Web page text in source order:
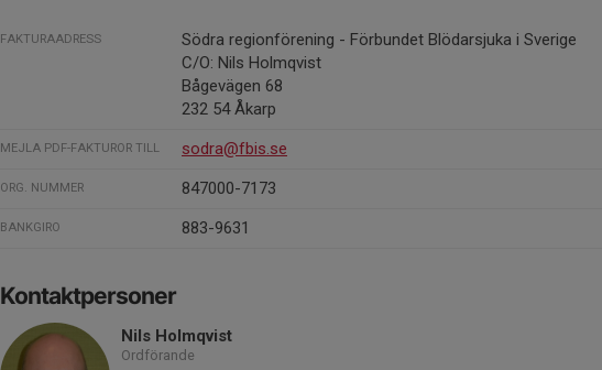
FAKTURAADRESS
Södra regionförening - Förbundet Blödarsjuka i Sverige
C/O: Nils Holmqvist
Bågevägen 68
232 54 Åkarp
MEJLA PDF-FAKTUROR TILL sodra@fbis.se
ORG. NUMMER 847000-7173
BANKGIRO 883-9631
Kontaktpersoner
Nils Holmqvist
Ordförande